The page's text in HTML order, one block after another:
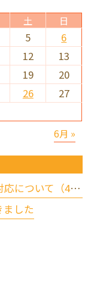
土 日
6月 »
5
6
12
13
19
20
26
27
とむ歯科での新型コロナウイルスの対応について（4/17更新）
した